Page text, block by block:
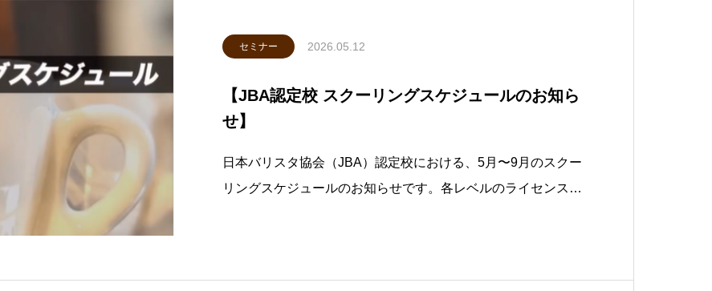
セミナー 2026.05.12
【JBA認定校 スクーリングスケジュールのお知ら
せ】
日本バリスタ協会（JBA）認定校における、5月〜9月のスクー
リングスケジュールのお知らせです。各レベルのライセンス取